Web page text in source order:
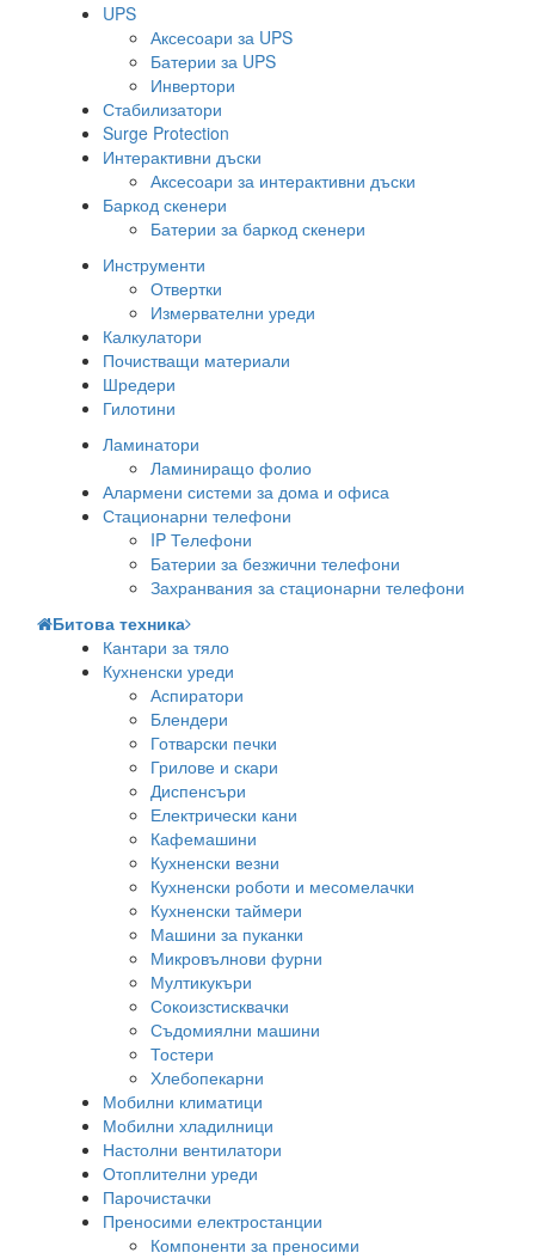
UPS
Аксесоари за UPS
Батерии за UPS
Инвертори
Стабилизатори
Surge Protection
Интерактивни дъски
Аксесоари за интерактивни дъски
Баркод скенери
Батерии за баркод скенери
Инструменти
Отвертки
Измервателни уреди
Калкулатори
Почистващи материали
Шредери
Гилотини
Ламинатори
Ламиниращо фолио
Алармени системи за дома и офиса
Стационарни телефони
IP Телефони
Батерии за безжични телефони
Захранвания за стационарни телефони
Битова техника
Кантари за тяло
Кухненски уреди
Аспиратори
Блендери
Готварски печки
Грилове и скари
Диспенсъри
Електрически кани
Кафемашини
Кухненски везни
Кухненски роботи и месомелачки
Кухненски таймери
Машини за пуканки
Микровълнови фурни
Мултикукъри
Сокоизстисквачки
Съдомиялни машини
Тостери
Хлебопекарни
Мобилни климатици
Мобилни хладилници
Настолни вентилатори
Отоплителни уреди
Парочистачки
Преносими електростанции
Компоненти за преносими